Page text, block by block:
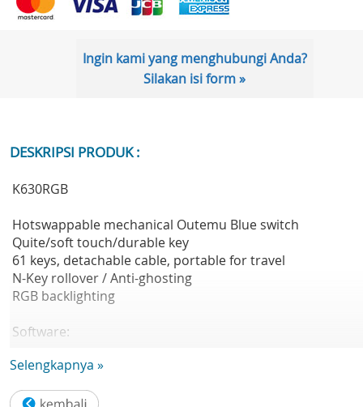
Ingin kami yang menghubungi Anda?
Silakan isi form »
DESKRIPSI PRODUK :
K630RGB
Hotswappable mechanical Outemu Blue switch
Quite/soft touch/durable key
61 keys, detachable cable, portable for travel
N-Key rollover / Anti-ghosting
RGB backlighting
Software:
jASxi43awLCaCwhzQVeYSluqKT/view?usp=sharing
Selengkapnya »